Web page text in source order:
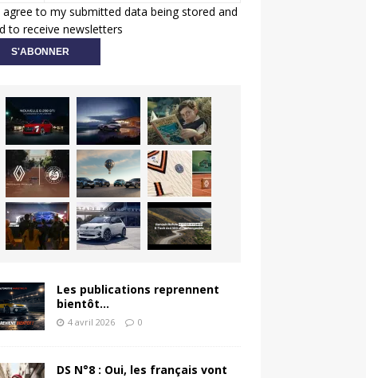
agree to my submitted data being stored and
to receive newsletters
Les publications reprennent
bientôt…
4 avril 2026 0
DS N°8 : Oui, les français vont